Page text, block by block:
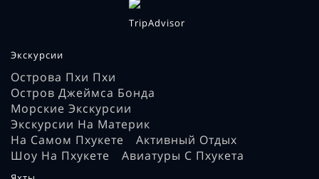
Экскурсии
Острова Пхи Пхи
Остров Джеймса Бонда
Морские Экскурсии
Экскурсии На Материк
На Самом Пхукете
Активный Отдых
Шоу На Пхукете
Авиатуры С Пхукета